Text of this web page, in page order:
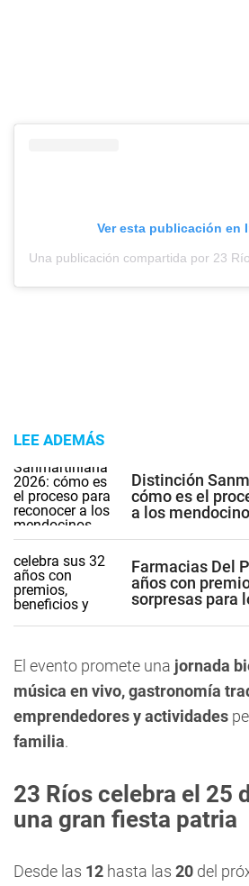
Ver esta publicación en
LEE ADEMÁS
Distinción
cómo es el
a los
Farmacias Del
años con
sorpresas para
El evento promete una jornada
música en vivo, gastronomía
emprendedores y actividades
familia.
23 Ríos celebra el 25
una gran fiesta patria
Desde las 12 hasta las 20 del